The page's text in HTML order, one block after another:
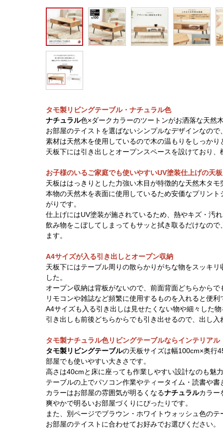
タモ製リビングテーブル・ナチュラル色
ナチュラル色×ダークカラーのツートンがお洒落な天然
お部屋のテイストを選ばないシンプルなデザインなの
素材は天然木を使用しているので木の温もりをしっか
天板下には引き出しとオープンスペースを設けており、
お子様のいるご家庭でも使いやすいUV塗装仕上げの天板
天板ははっきりとした力強い木目が特徴的な天然木タモ
本物の天然木を表面に使用しているため安価なプリン
がりです。
仕上げにはUV塗装が施されているため、熱やキズ・汚
飲み物をこぼしてしまってもサッと拭き取るだけなの
ます。
A4サイズが入る引き出しとオープン収納
天板下にはテーブル周りの散らかりがちな物をスッキ
した。
オープン収納は背板がないので、前面背面どちらから
リモコンや雑誌など頻繁に使用するものを入れると便利
A4サイズも入る引き出しは見せたくない物や細々した
引き出しも前後どちらからでも引き出せるので、出し入
タモ製ナチュラル色リビングテーブルならインテリアル
タモ製リビングテーブルの天板サイズは幅100cm×奥行
部屋でも使いやすい大きさです。
高さは40cmと床に座っても作業しやすい設計なのも魅
テーブルの上でパソコン作業やティータイム・読書や
カラーはお部屋の雰囲気が明るくなるナチュラルカラー
爽やかで明るいお部屋づくりにぴったりです。
また、別ページでブラウン・ホワイトウォッシュ色の
お部屋のテイストに合わせてお好みでお選びください。